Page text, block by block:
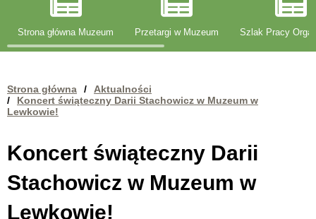
Strona główna Muzeum Przetargi w Muzeum Szlak Pracy
Strona główna /
Aktualności
/
Koncert świąteczny Darii Stachowicz w Muzeum w
Lewkowie!
Koncert świąteczny Darii
Stachowicz w Muzeum w
Lewkowie!